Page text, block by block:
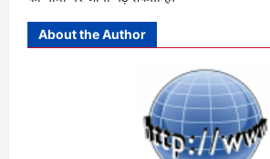
About the Author